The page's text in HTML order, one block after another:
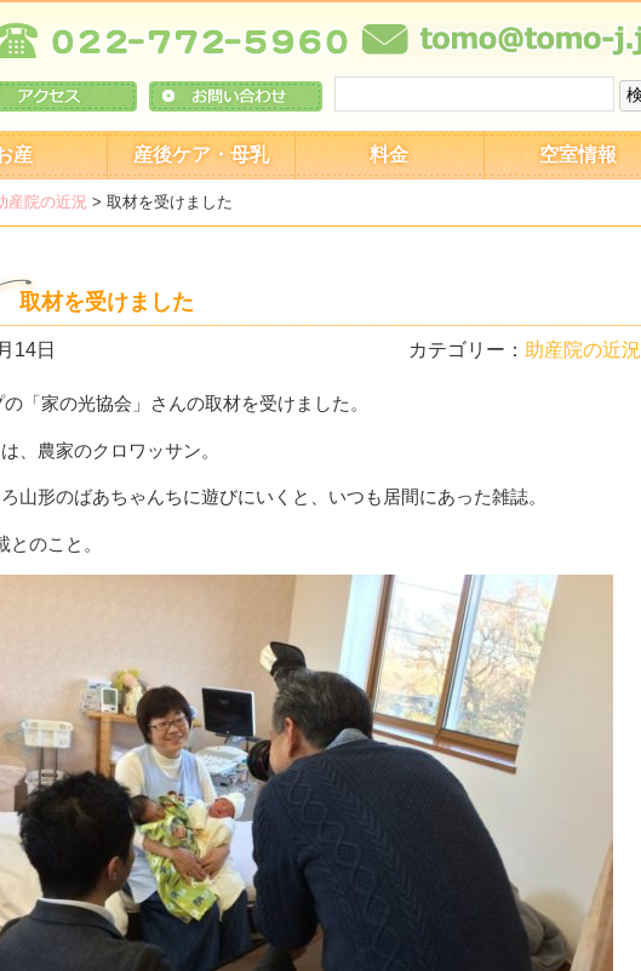
産 産後ケア・母乳 料金 空室情報
産院の近況 > 取材を受けました
取材を受けました
14日 カテゴリー： 助産院の近況
「家の光協会」さんの取材を受けました。
は、農家のクロワッサン。
山形のばあちゃんちに遊びにいくと、いつも居間にあった雑誌。
とのこと。